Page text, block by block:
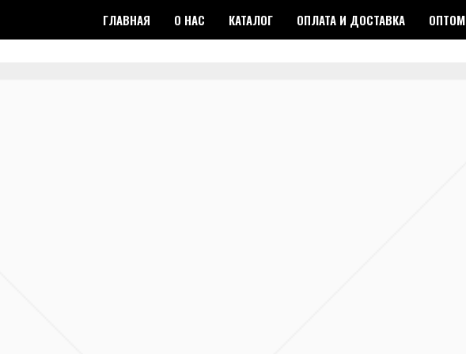
ГЛАВНАЯ О НАС КАТАЛОГ ОПЛАТА И ДОСТАВКА ОПТОМ